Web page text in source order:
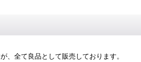
、全て良品として販売しております。